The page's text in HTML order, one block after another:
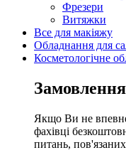
Фрезери
Витяжки
Все для макіяжу
Обладнання для
Косметологічне
Якщо Ви не
фахівці
питань,